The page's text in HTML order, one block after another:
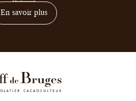
En savoir plussur comment devenir